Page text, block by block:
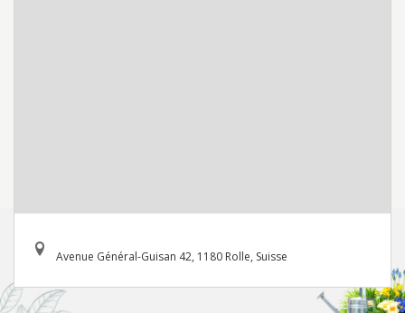
Avenue Général-Guisan 42, 1180 Rolle, Suisse